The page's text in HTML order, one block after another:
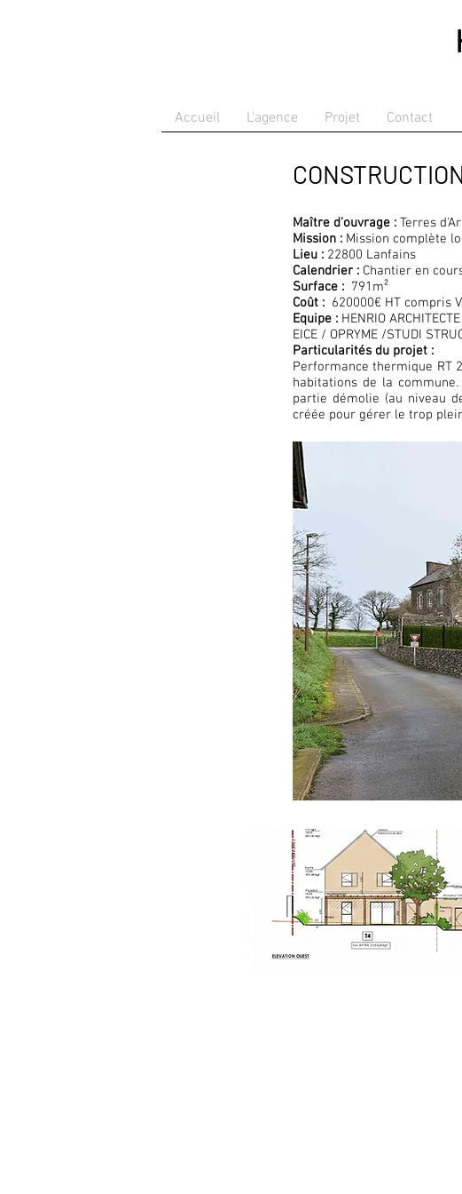
Accueil L'agence Projet Contact
Maître d'ouvrage : Terres
Mission : Mission complète
Lieu : 22800 Lanfains
Calendrier : Chantier en
Surface : 791m²
Coût : 620000€ HT compris
Equipe : HENRIO
EICE / OPRYME /STUDI
Particularités du projet :
Performance thermique RT
habitations de la
partie démolie (au niveau
créée pour gérer le trop